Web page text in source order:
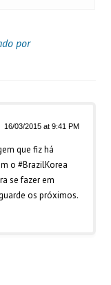
por
16/03/2015 at 9:41 PM
que fiz há
o #BrazilKorea
se fazer em
os próximos.